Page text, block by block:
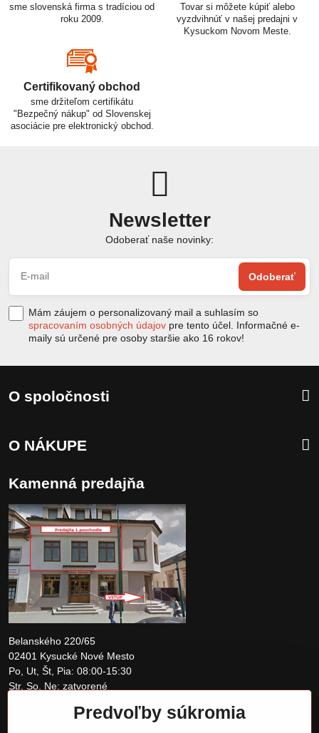
sme slovenská firma s tradíciou od
roku 2009.
Tovar si môžete kúpiť alebo
vyzdvihnúť v našej predajni v
Kysuckom Novom Meste.
Certifikovaný obchod
sme držiteľom certifikátu
"Bezpečný nákup" od Slovenskej
asociácie pre elektronický obchod.
Newsletter
Odoberať naše novinky:
Odoberať
Mám záujem o personalizovaný mail a suhlasím so
spracovaním osobných údajov pre tento účel. Informačné e-
maily sú určené pre osoby staršie ako 16 rokov!
O spoločnosti
O NÁKUPE
Kamenná predajňa
Belanského 220/65
02401 Kysucké Nové Mesto
Po, Ut, Št, Pia: 08:00-15:30
Str, So, Ne: zatvorené
Predvoľby súkromia